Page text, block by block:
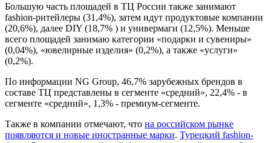
Большую часть площадей в ТЦ России также занимают
fashion-ритейлеры (31,4%), затем идут продуктовые компании
(20,6%), далее DIY (18,7% ) и универмаги (12,5%). Меньше
всего площадей занимаю категории «подарки и сувениры»
(0,04%), «ювелирные изделия» (0,2%), а также «услуги»
(0,2%).
По информации NG Group, 46,7% зарубежных брендов в
составе ТЦ представлены в сегменте «средний», 22,4% - в
сегменте «средний», 1,3% - премиум-сегменте.
Также в компании отмечают, что на российском рынке
появляются и новые иностранные марки. Турецкий fashion-